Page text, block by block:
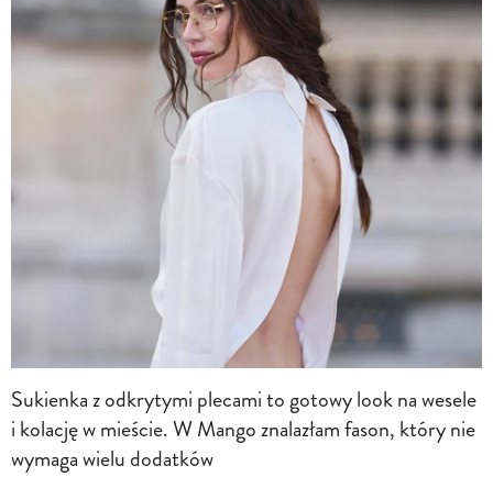
Sukienka z odkrytymi plecami to gotowy look na wesele
i kolację w mieście. W Mango znalazłam fason, który nie
wymaga wielu dodatków